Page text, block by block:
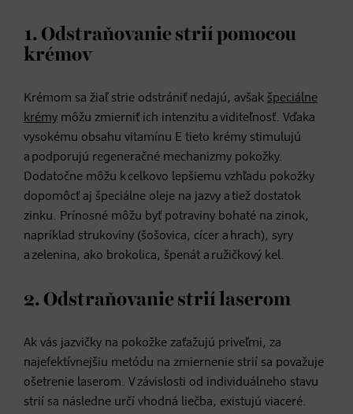
1. Odstraňovanie strií pomocou
krémov
Krémom sa žiaľ strie odstrániť nedajú, avšak špeciálne
krémy môžu zmierniť ich intenzitu a viditeľnosť. Vďaka
vysokému obsahu vitamínu E tieto krémy stimulujú
a podporujú regeneračné mechanizmy pokožky.
Dodatočne môžu k celkovo lepšiemu vzhľadu pokožky
dopomôcť aj špeciálne oleje na jazvy a tiež dostatok
zinku. Prínosné môžu byť potraviny bohaté na zinok,
napríklad strukoviny (šošovica, cícer a hrach), syry
a zelenina, ako brokolica, špenát a ružičkový kel.
2. Odstraňovanie strií laserom
Ak vás jazvičky na pokožke zaťažujú priveľmi, za
najefektívnejšiu metódu na zmiernenie strií sa považuje
ošetrenie laserom. V závislosti od individuálneho stavu
strií sa následne určí vhodná liečba, existujú viaceré.